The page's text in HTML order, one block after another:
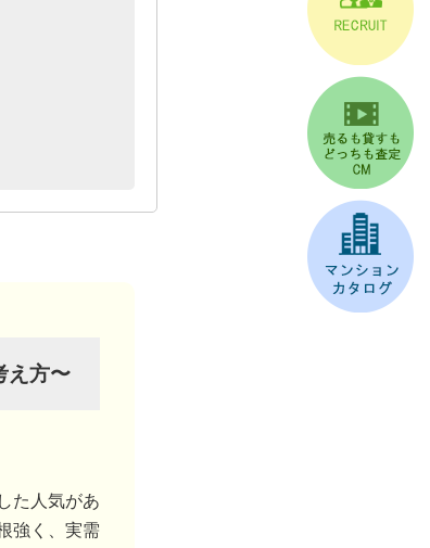
え方〜
た人気があ
強く、実需